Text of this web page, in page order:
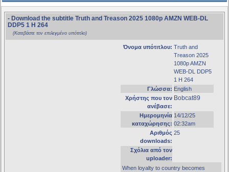
- Download the subtitle Truth and Treason 2025 1080p AMZN WEB-DL
DDP5 1 H 264
(Κατεβάστε τον επιλεγμένο υπότιτλο)
Όνομα υπότιτλου: Truth and
Treason 2025
1080p AMZN
WEB-DL DDP5
1 H 264
Γλώσσα: English
Χρήστης που τον
ανέβασε:
Bobcat89
Ημερομηνία
καταχώρησης:
14/12/25
02:32am
Αριθμός
downloads:
25
Σχόλια από τον
uploader:
When loyalty to country becomes